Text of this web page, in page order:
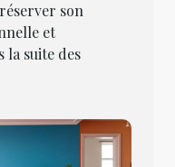
son
et
la suite des